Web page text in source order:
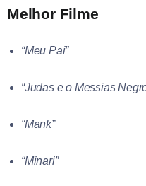
Melhor Filme
“Meu Pai”
“Judas e o Messias
“Mank”
“Minari”